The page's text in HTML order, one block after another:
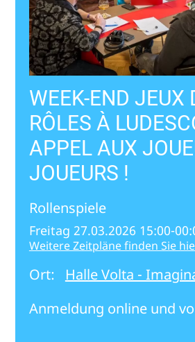
WEEK-END JEUX
RÔLES À
APPEL AUX
JOUEURS !
Rollenspiele
Freitag 27.03.2026 15:00-
Weitere Zeitpläne finden Sie
Ort:
Halle Volta -
Anmeldung online und